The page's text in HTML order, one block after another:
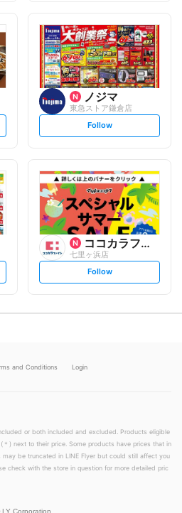
l
o
w
ノジマ
東急ストア鎌倉店
s
t
l
o
w
Follow
ココカラファイン
七里ヶ浜店
s
t
Follow
and Conditions Login
or both included and excluded. Products eligible
) next to their price. Some products have prices that in
be truncated in LINE Flyer but could still affect you
check with the store in question for more detailed pric
LY Corporation